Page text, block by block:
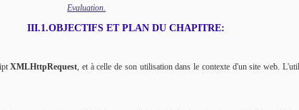
Evaluation.
III.1.OBJECTIFS ET PLAN DU CHAPITRE:
XMLHttpRequest, et à celle de son utilisation dans le contexte d'un site web.